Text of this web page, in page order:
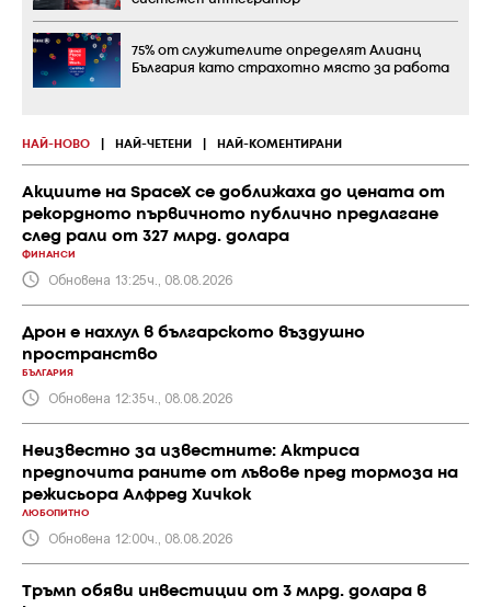
НАЙ-НОВО НАЙ-ЧЕТЕНИ НАЙ-КОМЕНТИРАНИ
Акциите на SpaceX се доближаха до цената от
рекордното първичното публично предлагане
след рали от 327 млрд. долара
ФИНАНСИ
Обновена 13:25ч., 08.08.2026
Дрон е нахлул в българското въздушно
пространство
БЪЛГАРИЯ
Обновена 12:35ч., 08.08.2026
Неизвестно за известните: Актриса
предпочита раните от лъвове пред тормоза на
режисьора Алфред Хичкок
ЛЮБОПИТНО
Обновена 12:00ч., 08.08.2026
Тръмп обяви инвестиции от 3 млрд. долара в
75% от служителите определят Алианц
България като страхотно място за работа